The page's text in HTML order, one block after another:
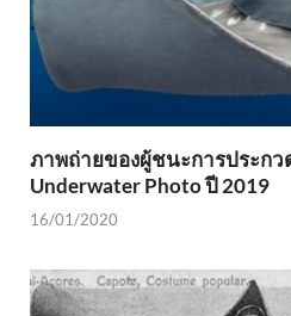
ภาพถ่ายของผู้ชนะการประกว
Underwater Photo ปี 2019
16/01/2020